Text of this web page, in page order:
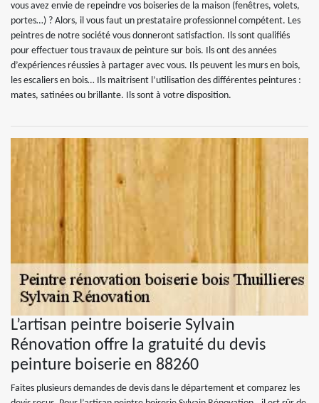
vous avez envie de repeindre vos boiseries de la maison (fenêtres, volets,
portes…) ? Alors, il vous faut un prestataire professionnel compétent. Les
peintres de notre société vous donneront satisfaction. Ils sont qualifiés
pour effectuer tous travaux de peinture sur bois. Ils ont des années
d’expériences réussies à partager avec vous. Ils peuvent les murs en bois,
les escaliers en bois… Ils maitrisent l’utilisation des différentes peintures :
mates, satinées ou brillante. Ils sont à votre disposition.
L’artisan peintre boiserie Sylvain
Rénovation offre la gratuité du devis
peinture boiserie en 88260
Faites plusieurs demandes de devis dans le département et comparez les